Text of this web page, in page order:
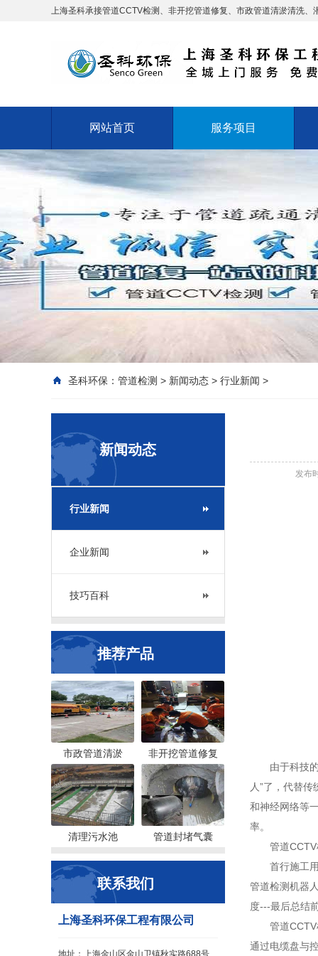
上海圣科承接管道CCTV检测、非开挖管道修复、市政管道清淤清洗、
网站首页 服务项目
圣科环保： 管道检测 > 新闻动态 > 行业新闻 >
新闻动态
行业新闻
企业新闻
技巧百科
推荐产品
市政管道清淤 非开挖管道修复
清理污水池 管道封堵气囊
联系我们
上海圣科环保工程有限公司
地址：上海金山区金山卫镇秋实路688号
发布
由于科技的
人”了，代替
和神经网络等
率。
管道CCTV
首行施工用
管道检测机器
度---最后总结
管道CCTV检
通过电缆盘与